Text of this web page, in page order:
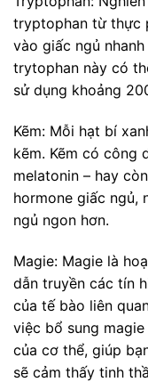
tryptophan từ thực
vào giấc ngủ
trytophan này có
sử dụng khoảng
Kẽm: Mỗi hạt bí
kẽm. Kẽm có công
melatonin – hay
hormone giấc ngủ,
ngủ ngon hơn.
Magie: Magie là
dẫn truyền các tín
của tế bào liên
việc bổ sung
của cơ thể, giúp
sẽ cảm thấy tinh